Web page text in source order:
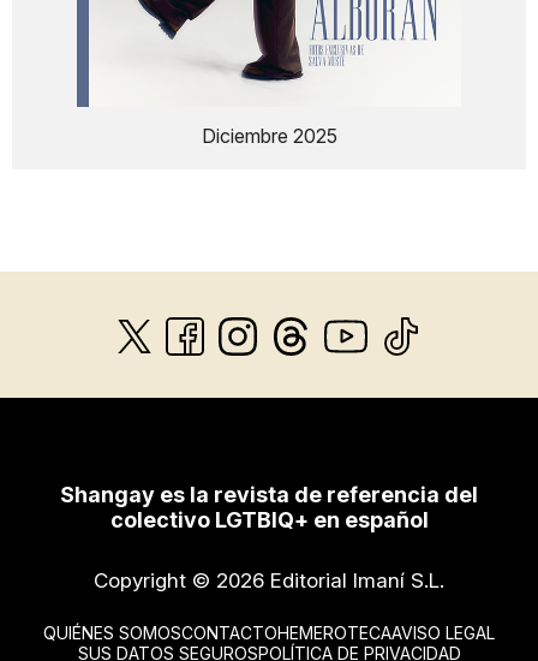
Diciembre 2025
Shangay es la revista de referencia del
colectivo LGTBIQ+ en español
Copyright © 2026 Editorial Imaní S.L.
QUIÉNES SOMOSCONTACTOHEMEROTECAAVISO LEGAL
SUS DATOS SEGUROSPOLÍTICA DE PRIVACIDAD